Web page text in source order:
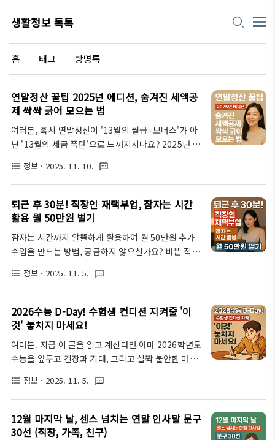
생활정보 톡톡
홈 태그 방명록
연말정산 꿀팁 2025년 에디션, 숨겨진 세액공
제 싹싹 긁어 모으는 법
여러분, 혹시 연말정산이 '13월의 월급=보너스'가 아
닌 '13월의 세금 폭탄'으로 느껴지시나요? 2025년 연
싹싹 긁어모아 환급금을 최대로 늘리는 마법 같은 꿀
팁들을 제가 직접 파헤쳐 보겠습니다. 똑똑한 절세 전
략으로 행복한 연말을 맞이할 준비, 지금 바로 시작해
볼까요?2025년 연말정산, 놓치면 후회할 꿀팁 대방
분들이 많으실 거예요. 복잡한 서류와 어려운 세법 용
어들 때문에 벌써부터 한숨이 나오지 않으시나요? 하
지만 솔직히 말하면, 연말정산은 우리가 노력한 만큼
들을 얼마나 잘 활용하느냐에 따라..
format_list_bulleted 정보 · 2025. 11. 10. textsms
퇴근 후 30분! 직장인 재택부업, 잠자는 시간
활용 월 50만원 벌기
잠자는 시간까지 알뜰하게 활용하여 월 50만원 추가
수입을 만드는 방법, 궁금하지 않으신가요? 바쁜 직장
합니다. 현실적인 목표 설정부터 고효율 아이템, 시간
관리 팁까지, 지금 바로 당신의 잠재 수입을 깨워 봅시
다!안녕하세요, 여러분. 혹시 매일 반복되는 퇴근길에
"이대로 괜찮을까?" 하는 생각, 한 번쯤 해보시진 않
에 많은 직장인들이 저처럼 고민이 많을 것 같아요. 그
런데 저는 최근에 퇴근 후 딱 30분, 아니 어쩌면 잠자
는 시간을 조금 쪼개어 쓰는 것만으로도 월 50만원이
처음엔 ‘에이, 설마’..
format_list_bulleted 정보 · 2025. 11. 5. textsms
2026수능 D-Day! 수험생 컨디션 지켜줄 '이
것' 놓치지 마세요!
여러분, 지금 이 글을 읽고 계신다면 아마 2026학년도
수능을 앞두고 긴장과 기대, 그리고 살짝 불안한 마음
수능 D-day가 정말 코앞으로 다가왔네요. 그런데 솔
직히 말하면, 이 막바지 시점에는 새로운 지식을 채워
넣는 것보다 더 중요한 게 있어요. 바로 최상의 컨디션
을 유지하는 것이죠! 제가 직접 겪어보고 주변 수험생
format_list_bulleted 정보 · 2025. 11. 5. textsms
12월 마지막 날, 센스 넘치는 연말 인사말 문구
30선 (직장, 가족, 친구)